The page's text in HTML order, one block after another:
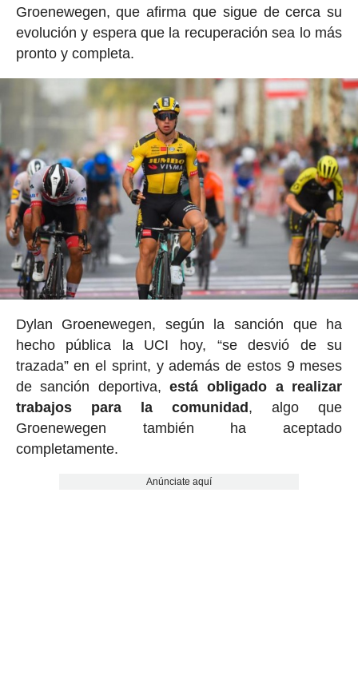
Groenewegen, que afirma que sigue de cerca su
evolución y espera que la recuperación sea lo más
pronto y completa.
Dylan Groenewegen, según la sanción que ha
hecho pública la UCI hoy, “se desvió de su
trazada” en el sprint, y además de estos 9 meses
de sanción deportiva,está obligado a realizar
trabajos para la comunidad , algo que
Groenewegen también ha aceptado
completamente.
Anúnciate aquí